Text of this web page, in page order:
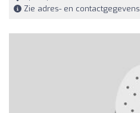
Zie adres- en contactgegevens